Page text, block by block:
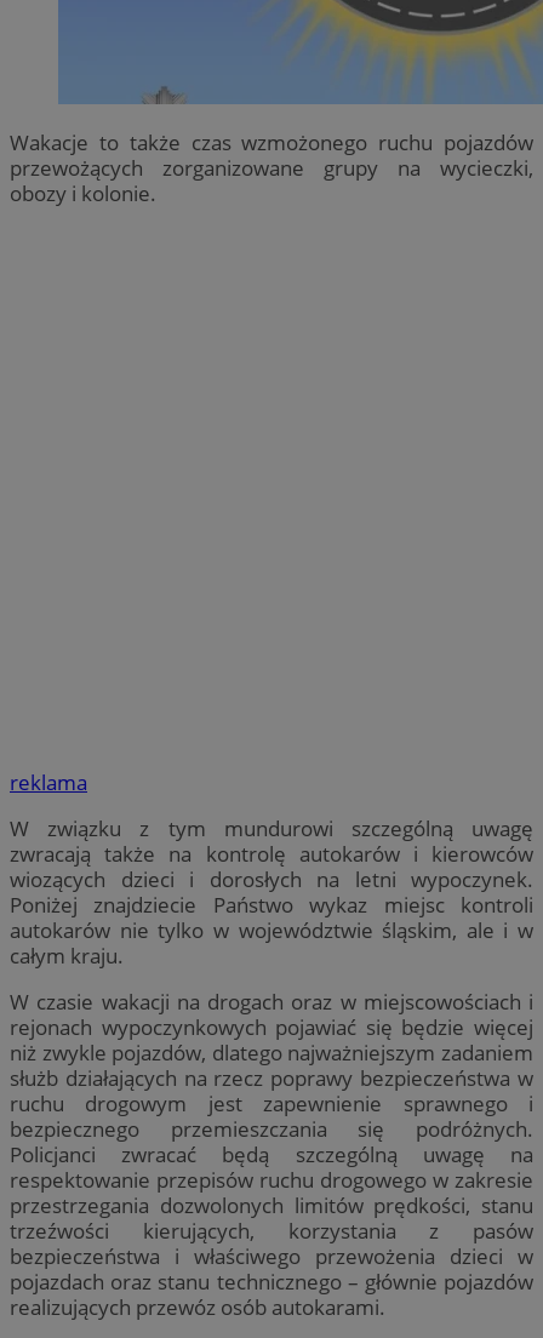
Wakacje to także czas wzmożonego ruchu pojazdów
przewożących zorganizowane grupy na wycieczki,
obozy i kolonie.
reklama
W związku z tym mundurowi szczególną uwagę
zwracają także na kontrolę autokarów i kierowców
wiozących dzieci i dorosłych na letni wypoczynek.
Poniżej znajdziecie Państwo wykaz miejsc kontroli
autokarów nie tylko w województwie śląskim, ale i w
całym kraju.
W czasie wakacji na drogach oraz w miejscowościach i
rejonach wypoczynkowych pojawiać się będzie więcej
niż zwykle pojazdów, dlatego najważniejszym zadaniem
służb działających na rzecz poprawy bezpieczeństwa w
ruchu drogowym jest zapewnienie sprawnego i
bezpiecznego przemieszczania się podróżnych.
Policjanci zwracać będą szczególną uwagę na
respektowanie przepisów ruchu drogowego w zakresie
przestrzegania dozwolonych limitów prędkości, stanu
trzeźwości kierujących, korzystania z pasów
bezpieczeństwa i właściwego przewożenia dzieci w
pojazdach oraz stanu technicznego – głównie pojazdów
realizujących przewóz osób autokarami.